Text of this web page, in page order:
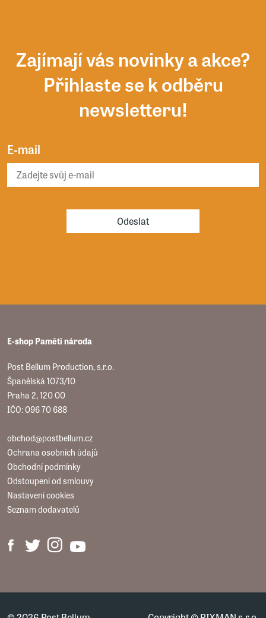
Zajímají vás novinky a akce?
Přihlaste se k odběru
newsletteru!
E-mail
Odeslat
E-shop Paměti národa
Post Bellum Production, s.r.o.
Španělská 1073/10
Praha 2, 120 00
IČO: 096 70 688
obchod@postbellum.cz
Ochrana osobních údajů
Obchodní podmínky
Odstoupení od smlouvy
Nastavení cookies
Seznam dodavatelů